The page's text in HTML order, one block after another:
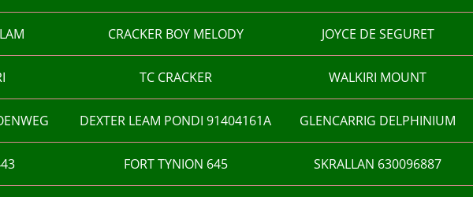
CRACKER BOY MELODY JOYCE DE SEGURET
TC CRACKER WALKIRI MOUNT
DEXTER LEAM PONDI 91404161A GLENCARRIG DELPHINIUM
FORT TYNION 645 SKRALLAN 630096887